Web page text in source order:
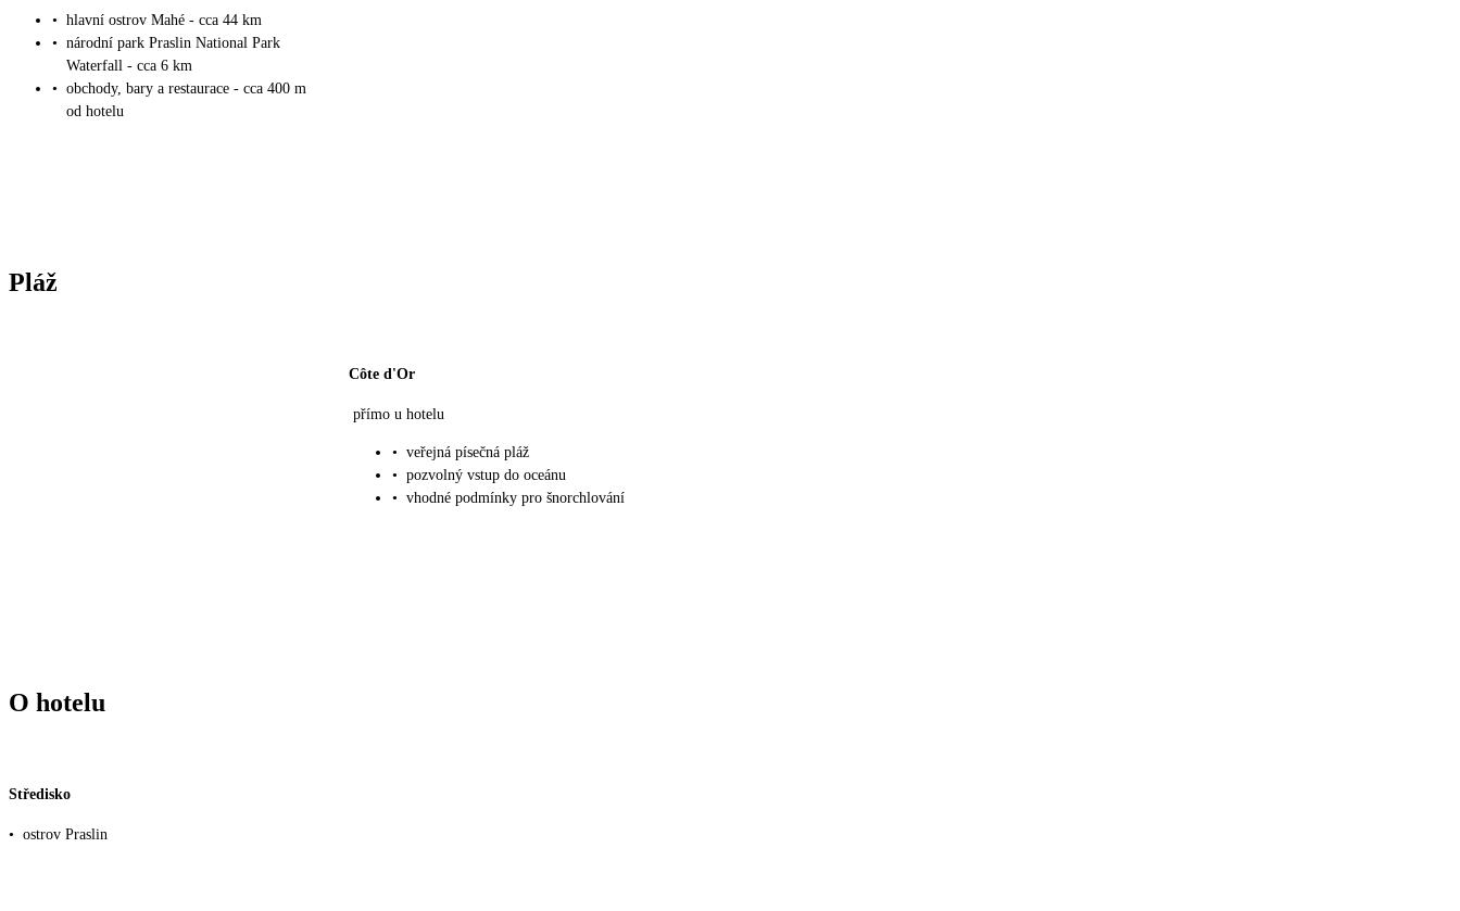
• hlavní ostrov Mahé - cca 44 km
• národní park Praslin National Park
Waterfall - cca 6 km
• obchody, bary a restaurace - cca 400 m
od hotelu
Pláž
Côte d'Or
přímo u hotelu
• veřejná písečná pláž
• pozvolný vstup do oceánu
• vhodné podmínky pro šnorchlování
O hotelu
Středisko
• ostrov Praslin